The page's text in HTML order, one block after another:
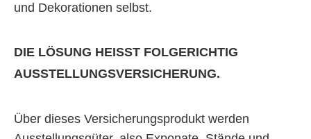
und Dekorationen selbst.
DIE LÖSUNG HEISST FOLGERICHTIG A
USSTELLUNGSVERSICHERUNG.
Über dieses Versicherungsprodukt werden